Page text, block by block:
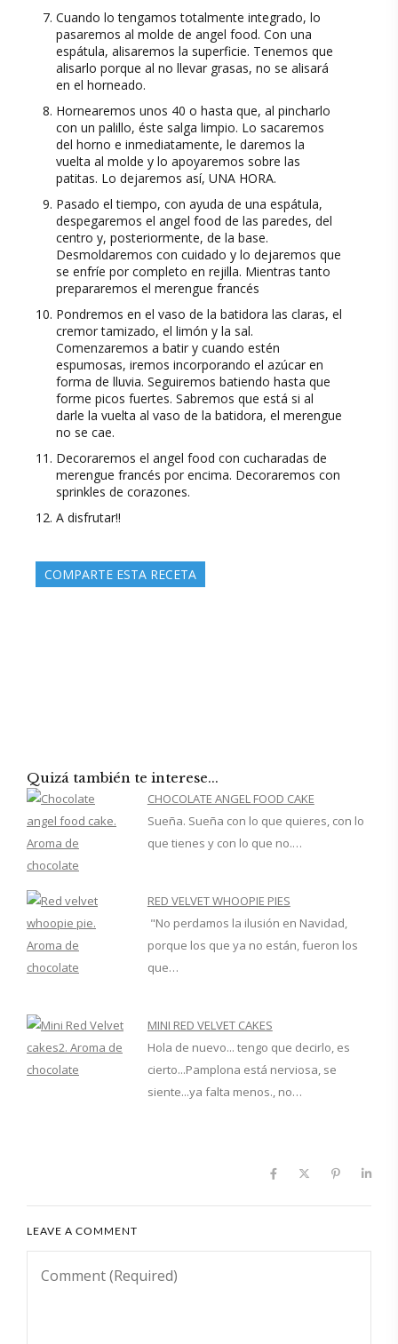
Cuando lo tengamos totalmente integrado, lo
pasaremos al molde de angel food. Con una
espátula, alisaremos la superficie. Tenemos que
alisarlo porque al no llevar grasas, no se alisará
en el horneado.
Hornearemos unos 40 o hasta que, al pincharlo
con un palillo, éste salga limpio. Lo sacaremos
del horno e inmediatamente, le daremos la
vuelta al molde y lo apoyaremos sobre las
patitas. Lo dejaremos así, UNA HORA.
Pasado el tiempo, con ayuda de una espátula,
despegaremos el angel food de las paredes, del
centro y, posteriormente, de la base.
Desmoldaremos con cuidado y lo dejaremos que
se enfríe por completo en rejilla. Mientras tanto
prepararemos el merengue francés
Pondremos en el vaso de la batidora las claras, el
cremor tamizado, el limón y la sal.
Comenzaremos a batir y cuando estén
espumosas, iremos incorporando el azúcar en
forma de lluvia. Seguiremos batiendo hasta que
forme picos fuertes. Sabremos que está si al
darle la vuelta al vaso de la batidora, el merengue
no se cae.
Decoraremos el angel food con cucharadas de
merengue francés por encima. Decoraremos con
sprinkles de corazones.
A disfrutar!!
COMPARTE ESTA RECETA
Quizá también te interese...
CHOCOLATE ANGEL FOOD CAKE
Sueña. Sueña con lo que quieres, con lo
que tienes y con lo que no.…
RED VELVET WHOOPIE PIES
"No perdamos la ilusión en Navidad,
porque los que ya no están, fueron los
que…
MINI RED VELVET CAKES
Hola de nuevo... tengo que decirlo, es
cierto...Pamplona está nerviosa, se
siente...ya falta menos., no…
LEAVE A COMMENT